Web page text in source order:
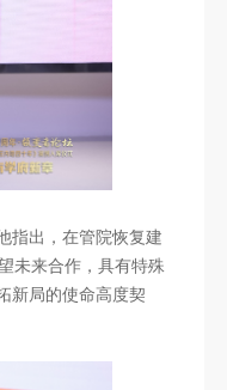
指出，在管院恢复建
未来合作，具有特殊
新局的使命高度契